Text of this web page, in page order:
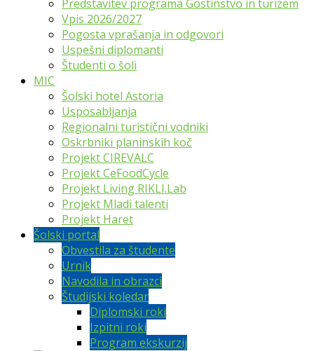
Predstavitev programa Gostinstvo in turizem
Vpis 2026/2027
Pogosta vprašanja in odgovori
Uspešni diplomanti
Študenti o šoli
MIC
Šolski hotel Astoria
Usposabljanja
Regionalni turistični vodniki
Oskrbniki planinskih koč
Projekt CIREVALC
Projekt CeFoodCycle
Projekt Living RIKLI.Lab
Projekt Mladi talenti
Projekt Haret
Šolski portal
Obvestila za študente
Urnik
Navodila in obrazci
Študijski koledar
Diplomski roki
Izpitni roki
Program ekskurzij